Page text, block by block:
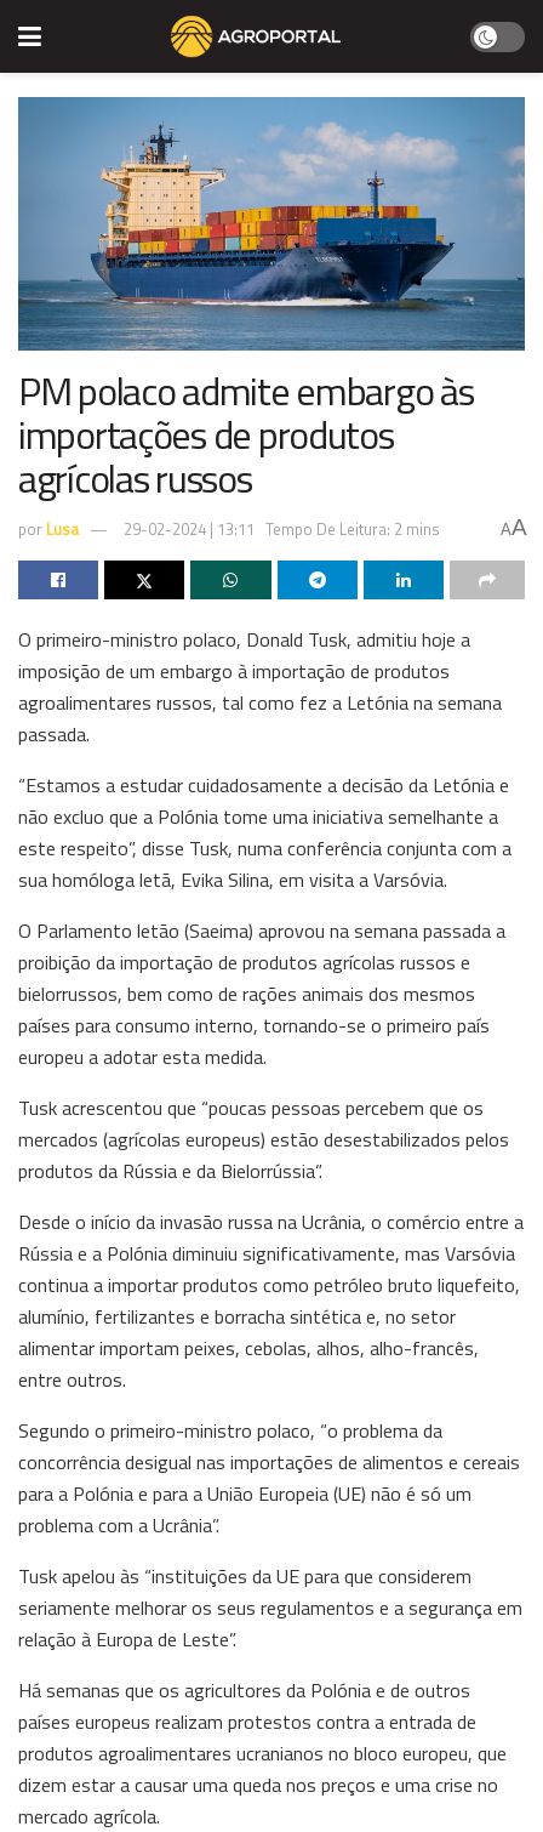
PM polaco admite embargo às
importações de produtos
agrícolas russos
por Lusa 29-02-2024 | 13:11 Tempo De Leitura: 2 mins AA
O primeiro-ministro polaco, Donald Tusk, admitiu hoje a
imposição de um embargo à importação de produtos
agroalimentares russos, tal como fez a Letónia na semana
passada.
“Estamos a estudar cuidadosamente a decisão da Letónia e
não excluo que a Polónia tome uma iniciativa semelhante a
este respeito”, disse Tusk, numa conferência conjunta com a
sua homóloga letã, Evika Silina, em visita a Varsóvia.
O Parlamento letão (Saeima) aprovou na semana passada a
proibição da importação de produtos agrícolas russos e
bielorrussos, bem como de rações animais dos mesmos
países para consumo interno, tornando-se o primeiro país
europeu a adotar esta medida.
Tusk acrescentou que “poucas pessoas percebem que os
mercados (agrícolas europeus) estão desestabilizados pelos
produtos da Rússia e da Bielorrússia”.
Desde o início da invasão russa na Ucrânia, o comércio entre a
Rússia e a Polónia diminuiu significativamente, mas Varsóvia
continua a importar produtos como petróleo bruto liquefeito,
alumínio, fertilizantes e borracha sintética e, no setor
alimentar importam peixes, cebolas, alhos, alho-francês,
entre outros.
Segundo o primeiro-ministro polaco, “o problema da
concorrência desigual nas importações de alimentos e cereais
para a Polónia e para a União Europeia (UE) não é só um
problema com a Ucrânia”.
Tusk apelou às “instituições da UE para que considerem
seriamente melhorar os seus regulamentos e a segurança em
relação à Europa de Leste”.
Há semanas que os agricultores da Polónia e de outros
países europeus realizam protestos contra a entrada de
produtos agroalimentares ucranianos no bloco europeu, que
dizem estar a causar uma queda nos preços e uma crise no
mercado agrícola.